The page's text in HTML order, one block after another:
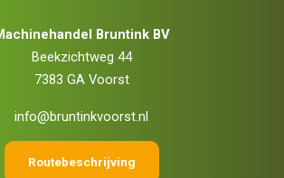
Bruntink BV
Beekzichtweg 44
7383 GA Voorst
info@bruntinkvoorst.nl
Routebeschrijving